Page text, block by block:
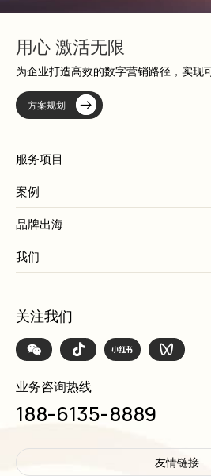
用心 激活无限
为企业打造高效的数字营销路径，实现
方案规划
服务项目
案例
品牌出海
我们
关注我们
业务咨询热线
188-6135-8889
友情链接